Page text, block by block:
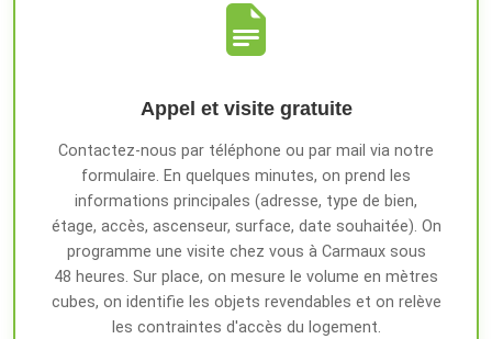
Appel et visite gratuite
Contactez-nous par téléphone ou par mail via notre
formulaire. En quelques minutes, on prend les
informations principales (adresse, type de bien,
étage, accès, ascenseur, surface, date souhaitée). On
programme une visite chez vous à Carmaux sous
48 heures. Sur place, on mesure le volume en mètres
cubes, on identifie les objets revendables et on relève
les contraintes d'accès du logement.